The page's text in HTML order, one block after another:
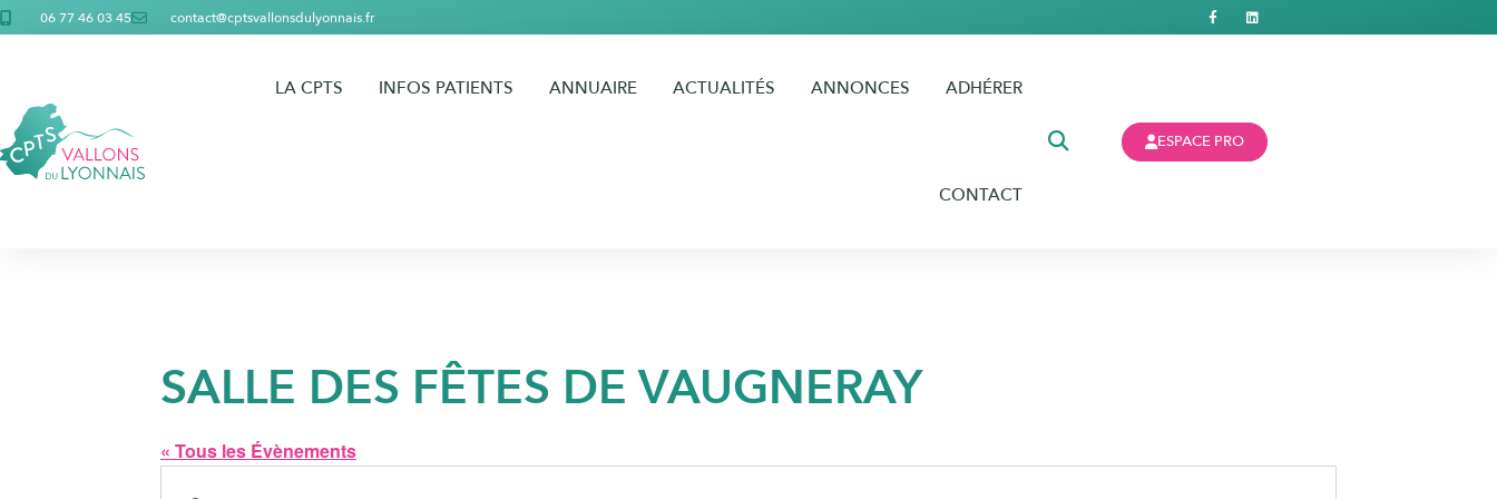
06 77 46 03 45 contact@cptsvallonsdulyonnais.fr
LA CPTS INFOS PATIENTS ANNUAIRE ACTUALITÉS ANNONCES ADHÉRER
CONTACT
ESPACE PRO
SALLE DES FÊTES DE VAUGNERAY
« Tous les Évènements